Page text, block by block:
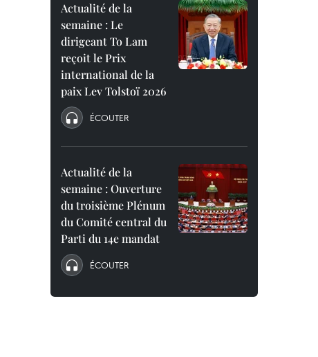
Actualité de la
semaine : Le
dirigeant To Lam
reçoit le Prix
international de la
paix Lev Tolstoï 2026
ÉCOUTER
Actualité de la
semaine : Ouverture
du troisième Plénum
du Comité central du
Parti du 14e mandat
ÉCOUTER